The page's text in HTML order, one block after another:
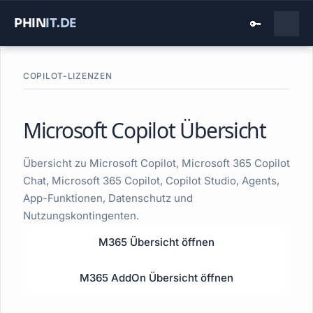
PHINIT.DE 🔑
COPILOT-LIZENZEN
Microsoft Copilot Übersicht
Übersicht zu Microsoft Copilot, Microsoft 365 Copilot
Chat, Microsoft 365 Copilot, Copilot Studio, Agents,
App-Funktionen, Datenschutz und
Nutzungskontingenten.
M365 Übersicht öffnen
M365 AddOn Übersicht öffnen
Gesamtübersicht der Copilot-Lizenzen